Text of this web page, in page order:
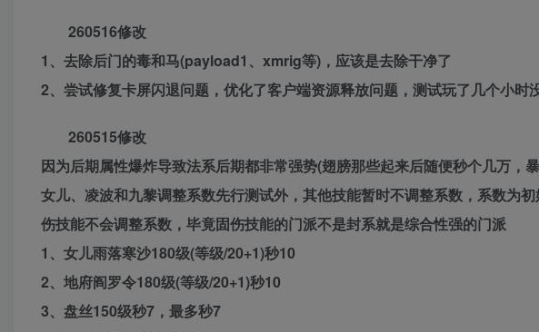
260516修改
1、去除后门的毒和马(payload1、xmrig等)，应该是去除干净了
2、尝试修复卡屏闪退问题，优化了客户端资源释放问题，测试玩了几个小时
260515修改
因为后期属性爆炸导致法系后期都非常强势(翅膀那些起来后随便秒个几万，
女儿、凌波和九黎调整系数先行测试外，其他技能暂时不调整系数，系数为
伤技能不会调整系数，毕竟固伤技能的门派不是封系就是综合性强的门派
1、女儿雨落寒沙180级(等级/20+1)秒10
2、地府阎罗令180级(等级/20+1)秒10
3、盘丝150级秒7，最多秒7